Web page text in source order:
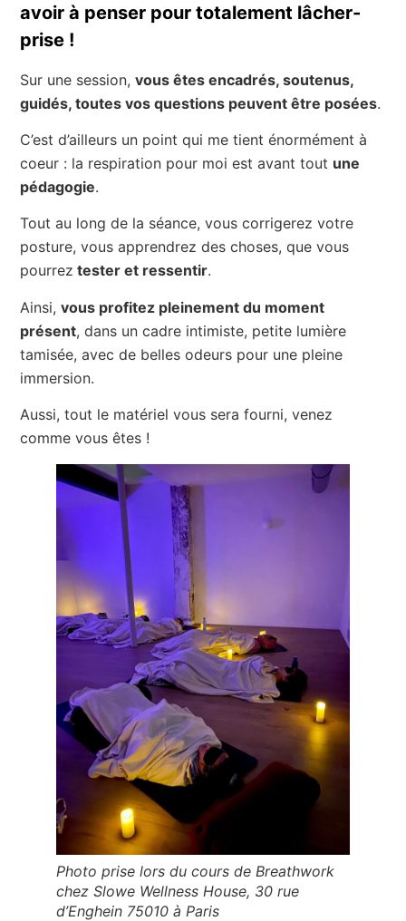
avoir à penser pour totalement lâcher-
prise !
Sur une session,vous êtes encadrés, soutenus,
guidés, toutes vos questions peuvent être posées.
C’est d’ailleurs un point qui me tient énormément à
coeur : la respiration pour moi est avant tout une
pédagogie.
Tout au long de la séance, vous corrigerez votre
posture, vous apprendrez des choses, que vous
pourrez tester et ressentir.
Ainsi,vous profitez pleinement du moment
présent, dans un cadre intimiste, petite lumière
tamisée, avec de belles odeurs pour une pleine
immersion.
Aussi, tout le matériel vous sera fourni, venez
comme vous êtes !
Photo prise lors du cours de Breathwork
chez Slowe Wellness House, 30 rue
d’Enghein 75010 à Paris